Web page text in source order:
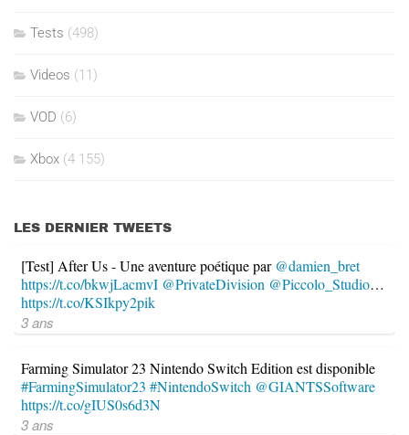
Tests (498)
Videos (11)
VOD (6)
Xbox (4 155)
LES DERNIER TWEETS
[Test] After Us - Une aventure poétique par @damien_bret
https://t.co/bkwjLacmvI @PrivateDivision @Piccolo_Studio…
https://t.co/KSIkpy2pik
3 ans
Farming Simulator 23 Nintendo Switch Edition est disponible
#FarmingSimulator23 #NintendoSwitch @GIANTSSoftware
https://t.co/gIUS0s6d3N
3 ans